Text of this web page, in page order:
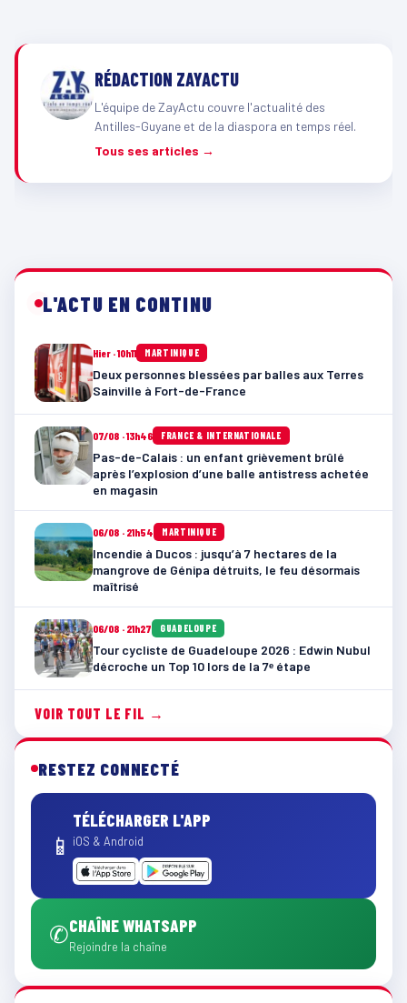
RÉDACTION ZAYACTU
L'équipe de ZayActu couvre l'actualité des
Antilles-Guyane et de la diaspora en temps réel.
Tous ses articles →
L'ACTU EN CONTINU
Hier · 10h11 MARTINIQUE
Deux personnes blessées par balles aux Terres
Sainville à Fort-de-France
07/08 · 13h46 FRANCE & INTERNATIONALE
Pas-de-Calais : un enfant grièvement brûlé
après l’explosion d’une balle antistress achetée
en magasin
06/08 · 21h54 MARTINIQUE
Incendie à Ducos : jusqu’à 7 hectares de la
mangrove de Génipa détruits, le feu désormais
maîtrisé
06/08 · 21h27 GUADELOUPE
Tour cycliste de Guadeloupe 2026 : Edwin Nubul
décroche un Top 10 lors de la 7ᵉ étape
VOIR TOUT LE FIL →
RESTEZ CONNECTÉ
📱
TÉLÉCHARGER L'APP
iOS & Android
✆CHAÎNE WHATSAPP
Rejoindre la chaîne